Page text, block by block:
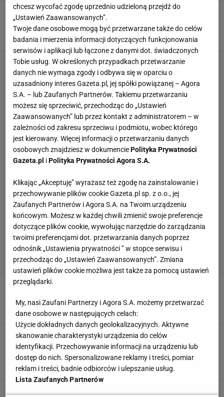
Ostatnia prosta ws. Wilfredo Leona w
reprezentacji Polski. "By potem nie kulał"
SUBSKRYPCJA
Agnieszka Piskorz, 7 MAJA 2022, 10:20
Poszukiwanie ojca, twarda ręka i choroba syna.
Ireneusz Mazur: Sam się zastanawiam, skąd
miałem tyle siły
Sara Kalisz,31 LIPCA 2019, 20:54
Siatkówka. Ireneusz Mazur: Kubiak i Kurek to
chcesz wycofać zgodę uprzednio udzieloną przejdź do
„Ustawień Zaawansowanych”.
Twoje dane osobowe mogą być przetwarzane także do celów
badania i mierzenia informacji dotyczących funkcjonowania
serwisów i aplikacji lub łączone z danymi dot. świadczonych
Tobie usług. W określonych przypadkach przetwarzanie
danych nie wymaga zgody i odbywa się w oparciu o
uzasadniony interes Gazeta.pl, jej spółki powiązanej – Agora
S.A. – lub Zaufanych Partnerów. Takiemu przetwarzaniu
możesz się sprzeciwić, przechodząc do „Ustawień
Zaawansowanych” lub przez kontakt z administratorem – w
zależności od zakresu sprzeciwu i podmiotu, wobec którego
jest kierowany. Więcej informacji o przetwarzaniu danych
osobowych znajdziesz w dokumenciePolityka Prywatności
Gazeta.pl iPolityka Prywatności Agora S.A.
Klikając „Akceptuję” wyrażasz też zgodę na zainstalowanie i
przechowywanie plików cookie Gazeta.pl sp. z o.o., jej
Zaufanych Partnerów i Agora S.A. na Twoim urządzeniu
końcowym. Możesz w każdej chwili zmienić swoje preferencje
dotyczące plików cookie, wywołując narzędzie do zarządzania
twoimi preferencjami dot. przetwarzania danych poprzez
odnośnik „Ustawienia prywatności ” w stopce serwisu i
przechodząc do „Ustawień Zaawansowanych”. Zmiana
ustawień plików cookie możliwa jest także za pomocą ustawień
przeglądarki.
My, nasi Zaufani Partnerzy i Agora S.A. możemy przetwarzać
dane osobowe w następujących celach:
Użycie dokładnych danych geolokalizacyjnych. Aktywne
skanowanie charakterystyki urządzenia do celów
identyfikacji. Przechowywanie informacji na urządzeniu lub
dostęp do nich. Spersonalizowane reklamy i treści, pomiar
reklam i treści, badnie odbiorców i ulepszanie usług.
Lista Zaufanych Partnerów